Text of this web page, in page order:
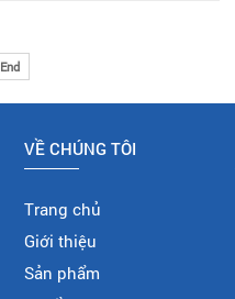
End
VỀ CHÚNG TÔI
Trang chủ
Giới thiệu
Sản phẩm